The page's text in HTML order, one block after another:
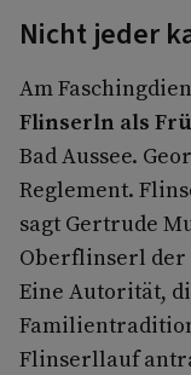
Nicht jeder
Am
Flinserln als
Bad Aussee.
Reglement.
sagt Gertrude
Oberflinserl
Eine Autorität,
Flinserllauf